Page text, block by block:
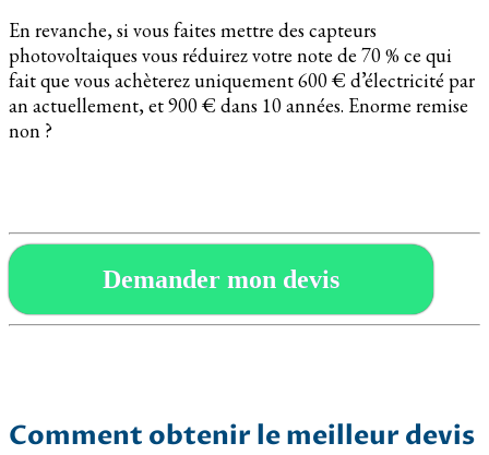
En revanche, si vous faites mettre des capteurs
photovoltaiques vous réduirez votre note de 70 % ce qui
fait que vous achèterez uniquement 600 € d’électricité par
an actuellement, et 900 € dans 10 années. Enorme remise
non ?
Demander mon devis
Comment obtenir le meilleur devis